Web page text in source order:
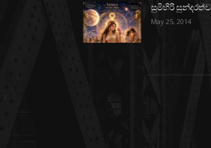
සුමිහිරි
May 25, 2014